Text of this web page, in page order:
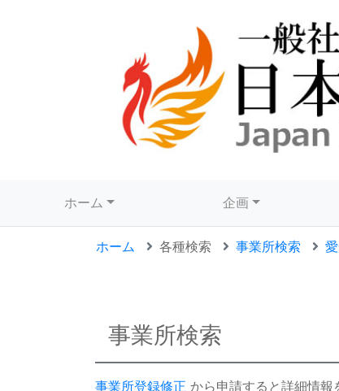
ホーム 企画
ホーム 各種検索 事業所検索
事業所検索
事業所登録修正 から申請すると詳細情報